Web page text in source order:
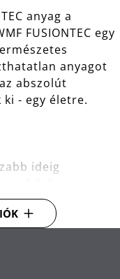
anyag a
FUSIONTEC egy
anyagot
abszolút
- egy életre.
ideig
és kopásálló. Ez
is